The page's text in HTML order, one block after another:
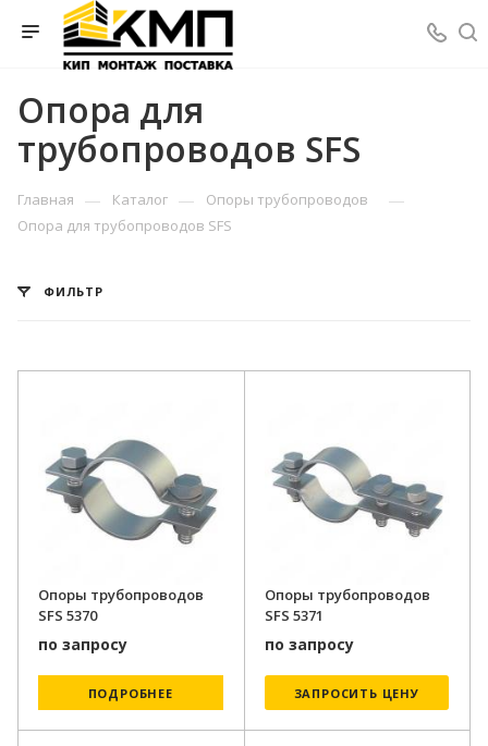
Опора для
трубопроводов SFS
Главная — Каталог — Опоры трубопроводов —
Опора для трубопроводов SFS
ФИЛЬТР
Опоры трубопроводов
SFS 5370
по запросу
ПОДРОБНЕЕ
Опоры трубопроводов
SFS 5371
по запросу
ЗАПРОСИТЬ ЦЕНУ